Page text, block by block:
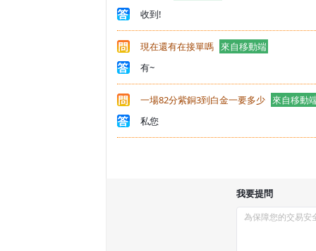
收到!
現在還有在接單嗎
來自移動端
有~
一場82分紫銅3到白金一要多少
來自移動
私您
我要提問